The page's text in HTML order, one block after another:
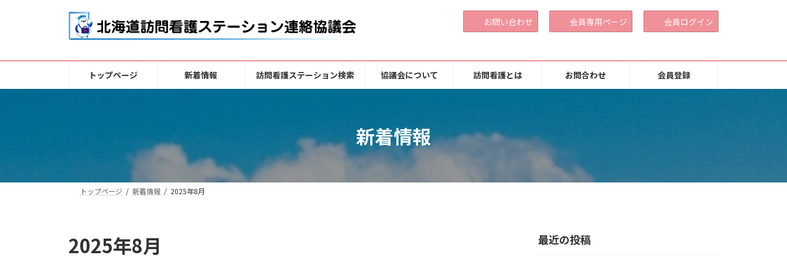
ツ
ス
シ
ン
お問い合わせ 会員専用ページ 会員ログイン
トップページ 新着情報 訪問看護ステーション検索 協議会について 訪問看護とは お問合わせ 会員登録
新着情報
トップページ 新着情報 2025年8月
2025年8月 最近の投稿